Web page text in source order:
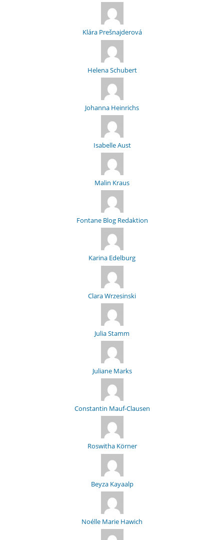
Klára Prešnajderová
Helena Schubert
Johanna Heinrichs
Isabelle Aust
Malin Kraus
Fontane Blog Redaktion
Karina Edelburg
Clara Wrzesinski
Julia Stamm
Juliane Marks
Constantin Mauf-Clausen
Roswitha Körner
Beyza Kayaalp
Noélle Marie Hawich